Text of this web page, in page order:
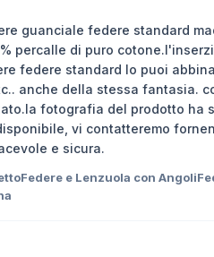
guanciale federe standard
percalle di puro
federe standard lo puoi
anche della stessa fantasia.
fotografia del prodotto ha
vi contatteremo
e sicura.
e Lenzuola con